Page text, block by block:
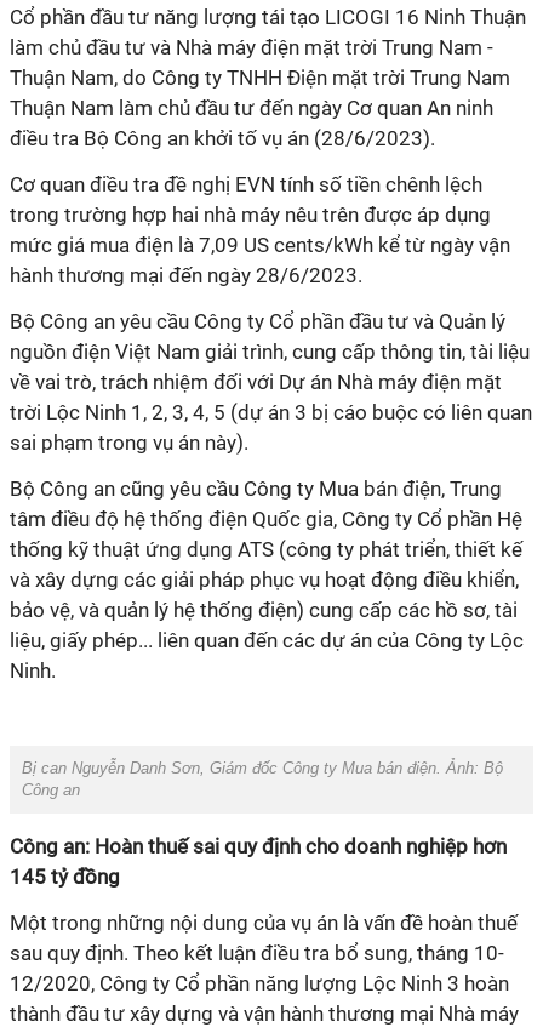
Cổ phần đầu tư năng lượng tái tạo LICOGI 16 Ninh Thuận
làm chủ đầu tư và Nhà máy điện mặt trời Trung Nam -
Thuận Nam, do Công ty TNHH Điện mặt trời Trung Nam
Thuận Nam làm chủ đầu tư đến ngày Cơ quan An ninh
điều tra Bộ Công an khởi tố vụ án (28/6/2023).
Cơ quan điều tra đề nghị EVN tính số tiền chênh lệch
trong trường hợp hai nhà máy nêu trên được áp dụng
mức giá mua điện là 7,09 US cents/kWh kể từ ngày vận
hành thương mại đến ngày 28/6/2023.
Bộ Công an yêu cầu Công ty Cổ phần đầu tư và Quản lý
nguồn điện Việt Nam giải trình, cung cấp thông tin, tài liệu
về vai trò, trách nhiệm đối với Dự án Nhà máy điện mặt
trời Lộc Ninh 1, 2, 3, 4, 5 (dự án 3 bị cáo buộc có liên quan
sai phạm trong vụ án này).
Bộ Công an cũng yêu cầu Công ty Mua bán điện, Trung
tâm điều độ hệ thống điện Quốc gia, Công ty Cổ phần Hệ
thống kỹ thuật ứng dụng ATS (công ty phát triển, thiết kế
và xây dựng các giải pháp phục vụ hoạt động điều khiển,
bảo vệ, và quản lý hệ thống điện) cung cấp các hồ sơ, tài
liệu, giấy phép... liên quan đến các dự án của Công ty Lộc
Ninh.
Bị can Nguyễn Danh Sơn, Giám đốc Công ty Mua bán điện. Ảnh: Bộ
Công an
Công an: Hoàn thuế sai quy định cho doanh nghiệp hơn
145 tỷ đồng
Một trong những nội dung của vụ án là vấn đề hoàn thuế
sau quy định. Theo kết luận điều tra bổ sung, tháng 10-
12/2020, Công ty Cổ phần năng lượng Lộc Ninh 3 hoàn
thành đầu tư xây dựng và vận hành thương mại Nhà máy